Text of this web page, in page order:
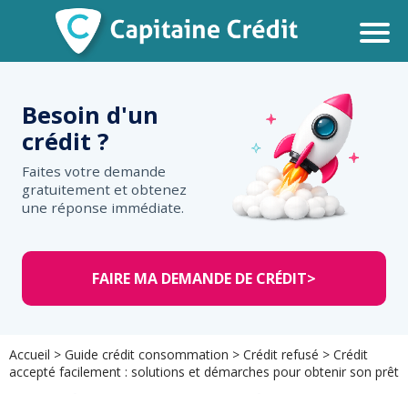
Besoin d'un
crédit ?
Faites votre demande
gratuitement et obtenez
une réponse immédiate.
FAIRE MA DEMANDE DE CRÉDIT>
Accueil > Guide crédit consommation > Crédit refusé > Crédit
accepté facilement : solutions et démarches pour obtenir son prêt